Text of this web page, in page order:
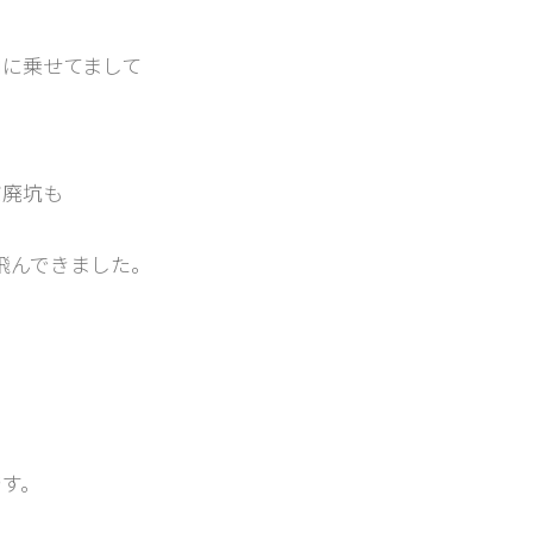
乗せてまして
坑も
んできました。
。